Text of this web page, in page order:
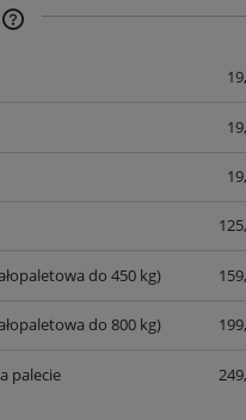
CENA NIE ZAWIERA
do 450 kg)
do 800 kg)
palecie